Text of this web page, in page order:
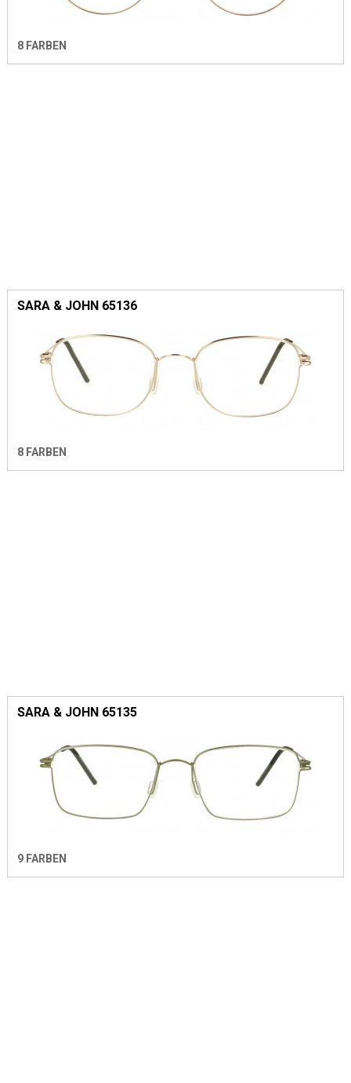
8 FARBEN
SARA & JOHN 65136
8 FARBEN
SARA & JOHN 65135
9 FARBEN